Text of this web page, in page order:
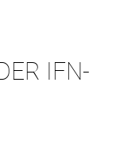
IFN-